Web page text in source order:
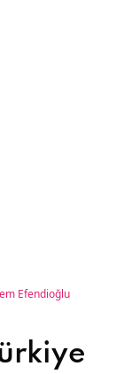
Efendioğlu